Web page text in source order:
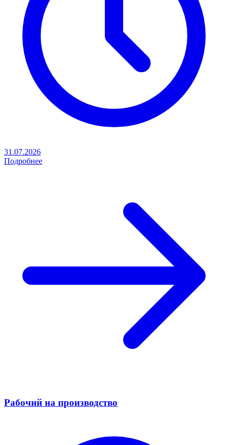
31.07.2026
Подробнее
Рабочий на производство